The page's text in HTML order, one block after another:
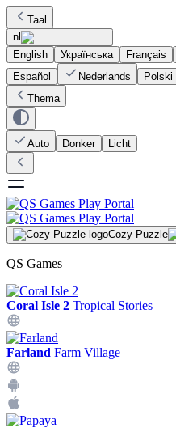
Taal
nl
English
Українська Français
Español
Nederlands
Polski
Thema
Auto Donker Licht
Cozy Puzzle
QS Games
Coral Isle 2 Tropical Stories
Farland Farm Village